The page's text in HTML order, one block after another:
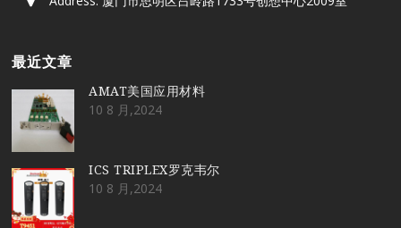
最近文章
AMAT美国应用材料
10 8 月,2024
ICS TRIPLEX罗克韦尔
10 8 月,2024